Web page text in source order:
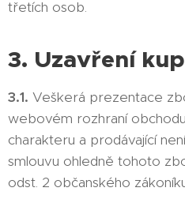
třetích osob.
3. Uzavření
3.1. Veškerá prezentace
webovém rozhraní
charakteru a prodávající
smlouvu ohledně tohoto
odst. 2 občanského